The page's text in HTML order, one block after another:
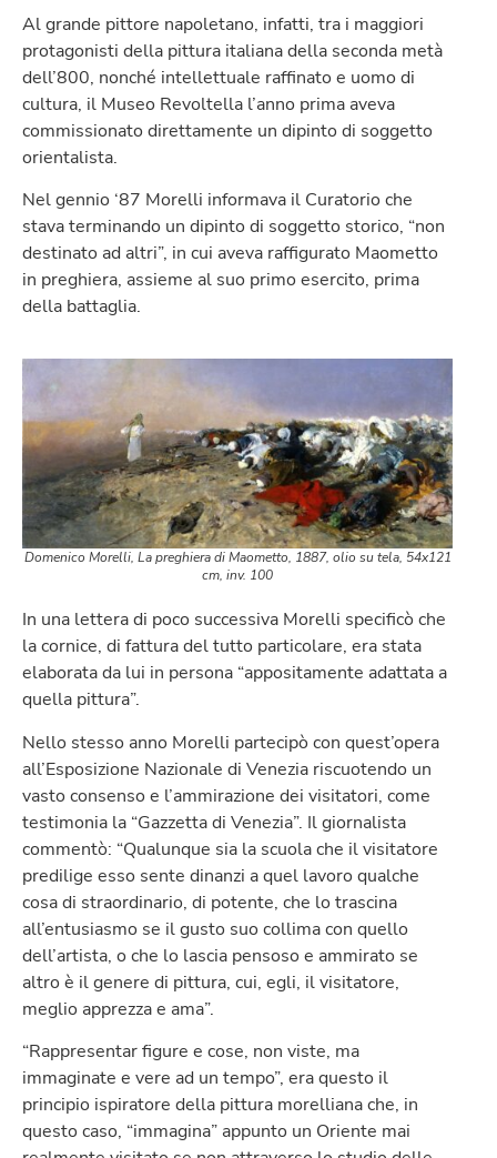
Al grande pittore napoletano, infatti, tra i maggiori
protagonisti della pittura italiana della seconda metà
dell’800, nonché intellettuale raffinato e uomo di
cultura, il Museo Revoltella l’anno prima aveva
commissionato direttamente un dipinto di soggetto
orientalista.
Nel gennio ‘87 Morelli informava il Curatorio che
stava terminando un dipinto di soggetto storico, “non
destinato ad altri”, in cui aveva raffigurato Maometto
in preghiera, assieme al suo primo esercito, prima
della battaglia.
Domenico Morelli, La preghiera di Maometto, 1887, olio su tela, 54x121
cm, inv. 100
In una lettera di poco successiva Morelli specificò che
la cornice, di fattura del tutto particolare, era stata
elaborata da lui in persona “appositamente adattata a
quella pittura”.
Nello stesso anno Morelli partecipò con quest’opera
all’Esposizione Nazionale di Venezia riscuotendo un
vasto consenso e l’ammirazione dei visitatori, come
testimonia la “Gazzetta di Venezia”. Il giornalista
commentò: “Qualunque sia la scuola che il visitatore
predilige esso sente dinanzi a quel lavoro qualche
cosa di straordinario, di potente, che lo trascina
all’entusiasmo se il gusto suo collima con quello
dell’artista, o che lo lascia pensoso e ammirato se
altro è il genere di pittura, cui, egli, il visitatore,
meglio apprezza e ama”.
“Rappresentar figure e cose, non viste, ma
immaginate e vere ad un tempo”, era questo il
principio ispiratore della pittura morelliana che, in
questo caso, “immagina” appunto un Oriente mai